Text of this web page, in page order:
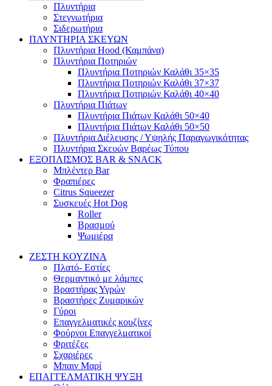
Πλυντήρια
Στεγνωτήρια
Σιδερωτήρια
ΠΛΥΝΤΗΡΙΑ ΣΚΕΥΩΝ
Πλυντήρια Hood (Καμπάνα)
Πλυντήρια Ποτηριών
Πλυντήρια Ποτηριών Καλάθι 35×35
Πλυντήρια Ποτηριών Καλάθι 37×37
Πλυντήρια Ποτηριών Καλάθι 40×40
Πλυντήρια Πιάτων
Πλυντήρια Πιάτων Καλάθι 50×40
Πλυντήρια Πιάτων Καλάθι 50×50
Πλυντήρια Διέλευσης / Υψηλής Παραγωγικότητας
Πλυντήρια Σκευών Βαρέως Τύπου
ΕΞΟΠΛΙΣΜΟΣ BAR & SNACK
Μπλέντερ Bar
Φραπιέρες
Citrus Squeezer
Συσκευές Hot Dog
Roller
Βρασμού
Ψωμιέρα
ΖΕΣΤΗ ΚΟΥΖΙΝΑ
Πλατό- Εστίες
Θερμαντικό με λάμπες
Βραστήρας Υγρών
Βραστήρες Ζυμαρικών
Γύροι
Επαγγελματικές κουζίνες
Φούρνοι Επαγγελματικοί
Φριτέζες
Σχαριέρες
Μπαιν Μαρί
ΕΠΑΓΓΕΛΜΑΤΙΚΗ ΨΥΞΗ